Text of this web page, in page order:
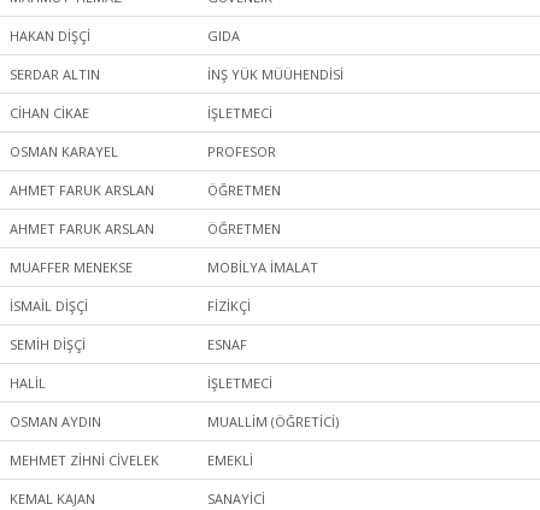
HAKAN DİŞÇİ GIDA
SERDAR ALTIN İNŞ YÜK MÜÜHENDİSİ
CİHAN CİKAE İŞLETMECİ
OSMAN KARAYEL PROFESOR
AHMET FARUK ARSLAN ÖĞRETMEN
AHMET FARUK ARSLAN ÖĞRETMEN
MUAFFER MENEKSE MOBİLYA İMALAT
İSMAİL DİŞÇİ FİZİKÇİ
SEMİH DİŞÇİ ESNAF
HALİL İŞLETMECİ
OSMAN AYDIN MUALLİM (ÖĞRETİCİ)
MEHMET ZİHNİ CİVELEK EMEKLİ
KEMAL KAJAN SANAYİCİ